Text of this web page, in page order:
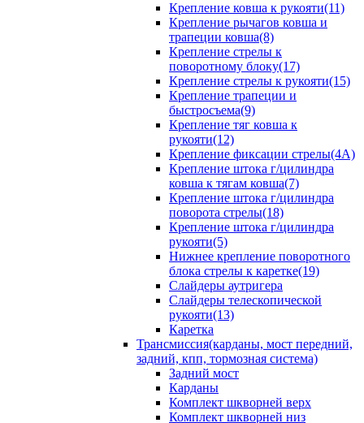
Крепление ковша к рукояти(11)
Крепление рычагов ковша и
трапеции ковша(8)
Крепление стрелы к
поворотному блоку(17)
Крепление стрелы к рукояти(15)
Крепление трапеции и
быстросъема(9)
Крепление тяг ковша к
рукояти(12)
Крепление фиксации стрелы(4A)
Крепление штока г/цилиндра
ковша к тягам ковша(7)
Крепление штока г/цилиндра
поворота стрелы(18)
Крепление штока г/цилиндра
рукояти(5)
Нижнее крепление поворотного
блока стрелы к каретке(19)
Слайдеры аутригера
Слайдеры телескопической
рукояти(13)
Каретка
Трансмиссия(карданы, мост передний,
задний, кпп, тормозная система)
Задний мост
Карданы
Комплект шкворней верх
Комплект шкворней низ